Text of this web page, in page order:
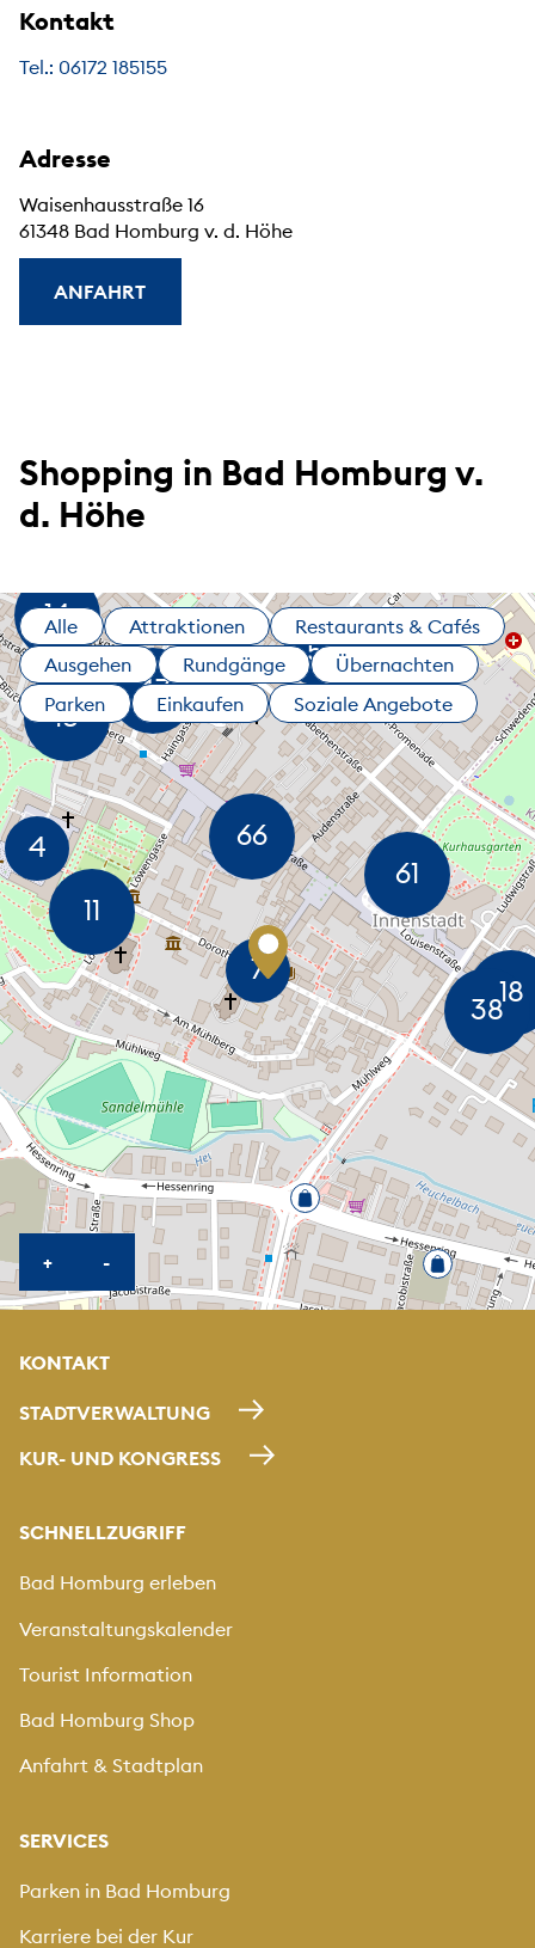
Kontakt
Tel.: 06172 185155
Adresse
Waisenhausstraße 16
61348 Bad Homburg v. d. Höhe
ANFAHRT
Shopping in Bad Homburg v.
d. Höhe
Alle Attraktionen
Restaurants & Cafés
Ausgehen
Rundgänge
Übernachten
Parken
Einkaufen Soziale Angebote
+KARTE HEREINZOOMEN
-KARTE HERAUSZOOMEN
KONTAKT
STADTVERWALTUNG
KUR- UND KONGRESS
SCHNELLZUGRIFF
Bad Homburg erleben
Veranstaltungskalender
Tourist Information
Bad Homburg Shop
Anfahrt & Stadtplan
SERVICES
Parken in Bad Homburg
Karriere bei der Kur